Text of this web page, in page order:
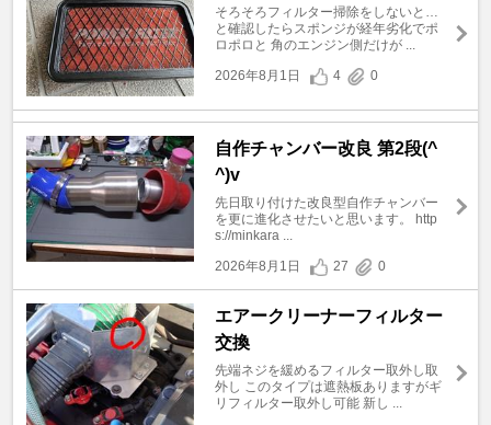
そろそろフィルター掃除をしないと…
と確認したらスポンジが経年劣化でポ
ロポロと 角のエンジン側だけが ...
2026年8月1日
4 0
自作チャンバー改良 第2段(^
^)v
先日取り付けた改良型自作チャンバー
を更に進化させたいと思います。 http
s://minkara ...
2026年8月1日
27 0
エアークリーナーフィルター
交換
先端ネジを緩めるフィルター取外し取
外し このタイプは遮熱板ありますがギ
リフィルター取外し可能 新し ...